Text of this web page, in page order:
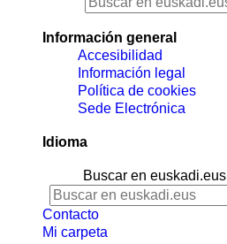
Información general
Accesibilidad
Información legal
Política de cookies
Sede Electrónica
Idioma
Buscar en euskadi.eus
Contacto
Mi carpeta